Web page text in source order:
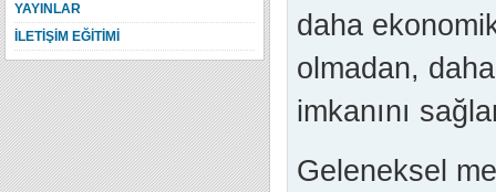
daha
olmadan,
imkanını
Geleneksel
YAYINLAR
İLETİŞİM EĞİTİMİ